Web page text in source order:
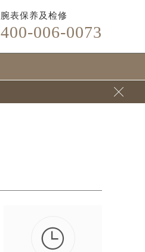
腕表保养及检修
400-006-0073

